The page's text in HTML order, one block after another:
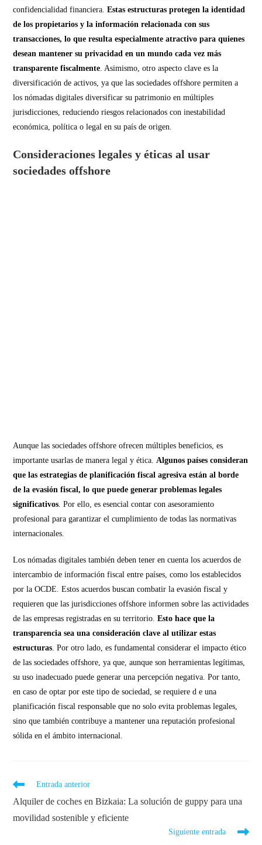
confidencialidad financiera.Estas estructuras protegen la identidad
de los propietarios y la información relacionada con sus
transacciones, lo que resulta especialmente atractivo para quienes
desean mantener su privacidad en un mundo cada vez más
transparente fiscalmente. Asimismo, otro aspecto clave es la
diversificación de activos, ya que las sociedades offshore permiten a
los nómadas digitales diversificar su patrimonio en múltiples
jurisdicciones, reduciendo riesgos relacionados con inestabilidad
económica, política o legal en su país de origen.
Consideraciones legales y éticas al usar
sociedades offshore
Aunque las sociedades offshore ofrecen múltiples beneficios, es
importante usarlas de manera legal y ética.Algunos países consideran
que las estrategias de planificación fiscal agresiva están al borde
de la evasión fiscal, lo que puede generar problemas legales
significativos. Por ello, es esencial contar con asesoramiento
profesional para garantizar el cumplimiento de todas las normativas
internacionales.
Los nómadas digitales también deben tener en cuenta los acuerdos de
intercambio de información fiscal entre países, como los establecidos
por la OCDE. Estos acuerdos buscan combatir la evasión fiscal y
requieren que las jurisdicciones offshore informen sobre las actividades
de las empresas registradas en su territorio.Esto hace que la
transparencia sea una consideración clave al utilizar estas
estructuras. Por otro lado, es fundamental considerar el impacto ético
de las sociedades offshore, ya que, aunque son herramientas legítimas,
su uso inadecuado puede generar una percepción negativa. Por tanto,
en caso de optar por este tipo de sociedad, se requiere d e una
planificación fiscal responsable que no solo evita problemas legales,
sino que también contribuye a mantener una reputación profesional
sólida en el ámbito internacional.
Entrada anterior
Alquiler de coches en Bizkaia: La solución de guppy para una
movilidad sostenible y eficiente
Siguiente entrada